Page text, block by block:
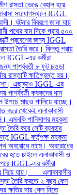
রাস্তা ভেঙে বেহাল হয়ে
সংযোগস্থলে IGGL
ঘটনার বিবরণে জানা যায়
পথের বাম দিকে প্রায় ৫০০
প্রবেশের জন্য IGGL
তৈরি করে। কিন্তু প্রায়
IGGL-এর কর্মীরা
পার্শ্ববর্তী ৮ ফুট চওড়া
রাস্তাটি ক্ষতিগ্রস্ত হয়।
দশা। এছাড়াও IGGL-এর
পার্শ্ববর্তী কৃষকদের ধান
মাছও পালিয়ে যাচ্ছে।
বছর থেকেই এলাকাবাসী
এমনকি পানিসাগর মহকুমা
তৈরি করে সেটি ব্যবহার
IGGL কর্তৃপক্ষ মহকুমা
পথ অবরোধে নামে। অবরোধের
হতে চাইলে এলাকাবাসী ও
IGGL-এর কর্মীরা
নিয়ে যায়। এলাকাবাসীর
তৈরি করতে ২ বছর কেন
ক্ষতির দায় কেন নিতে